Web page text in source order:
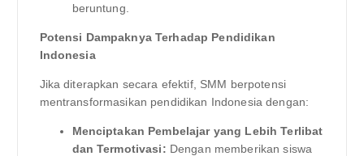
beruntung.
Potensi Dampaknya Terhadap Pendidikan
Indonesia
Jika diterapkan secara efektif, SMM berpotensi
mentransformasikan pendidikan Indonesia dengan:
Menciptakan Pembelajar yang Lebih Terlibat
dan Termotivasi: Dengan memberikan siswa